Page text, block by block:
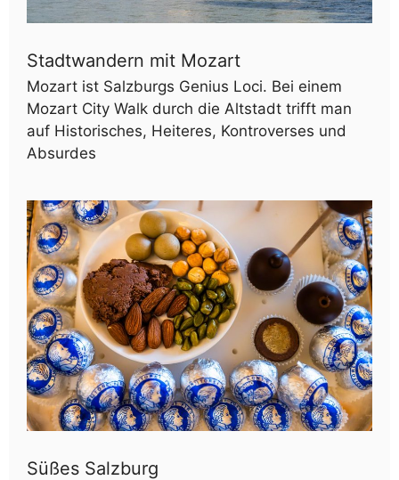
Stadtwandern mit Mozart
Mozart ist Salzburgs Genius Loci. Bei einem
Mozart City Walk durch die Altstadt trifft man
auf Historisches, Heiteres, Kontroverses und
Absurdes
Süßes Salzburg